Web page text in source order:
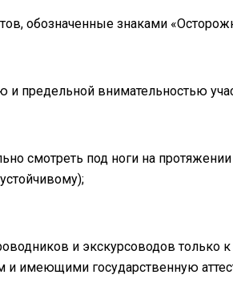
обозначенные знаками
предельной внимательностью
смотреть под ноги на
и экскурсоводов
и имеющими государственную